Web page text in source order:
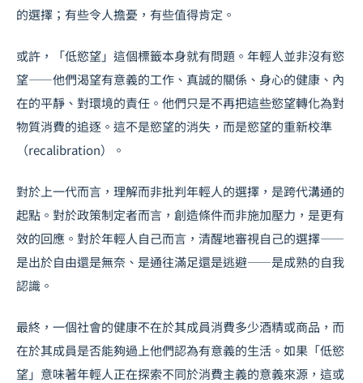
的選擇；有些令人擔憂，有些值得肯定。
或許，「低慾望」這個標籤本身就有問題。年輕人並非沒有慾
望——他們渴望有意義的工作、真誠的關係、身心的健康、內
在的平靜、對環境的責任。他們只是不再把這些慾望轉化為對
物質消費的追逐。這不是慾望的消失，而是慾望的重新校準
（recalibration）。
對於上一代而言，理解而非批判年輕人的選擇，是跨代溝通的
起點。對於政策制定者而言，創造條件而非施加壓力，是更有
效的回應。對於年輕人自己而言，清醒地審視自己的選擇——
是出於自由還是無奈、是通往滿足還是逃避——是成熟的自我
認識。
最終，一個社會的健康不在於其成員消費多少酒精或商品，而
在於其成員是否能夠過上他們認為有意義的生活。如果「低慾
望」意味著年輕人正在探索不同於消費主義的意義來源，這或